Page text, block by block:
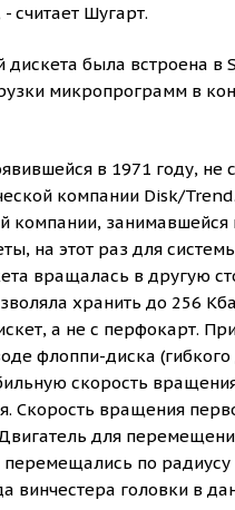
считает Шугарт.
была встроена в
микропрограмм в
в 1971 году, не
компании Disk/
компании,
на этот раз для
вращалась в другую
хранить до 256
а не с перфокарт.
флоппи-диска
скорость
Скорость вращения
для
по радиусу
винчестера головки в